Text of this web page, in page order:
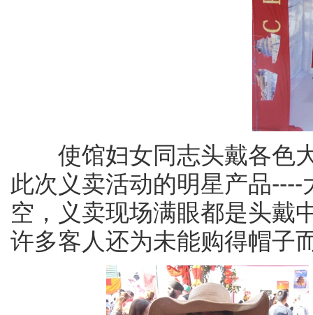
使馆妇女同志头戴各色大
此次义卖活动的明星产品
空，义卖现场满眼都是头戴
许多客人还为未能购得帽子